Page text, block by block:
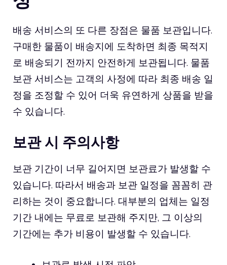
배송 서비스의 또 다른 장점은 물품 보관입니다.
구매한 물품이 배송지에 도착하면 최종 목적지
로 배송되기 전까지 안전하게 보관됩니다. 물품
보관 서비스는 고객의 사정에 따라 최종 배송 일
정을 조정할 수 있어 더욱 유연하게 상품을 받을
수 있습니다.
보관 시 주의사항
보관 기간이 너무 길어지면 보관료가 발생할 수
있습니다. 따라서 배송과 보관 일정을 꼼꼼히 관
리하는 것이 중요합니다. 대부분의 업체는 일정
기간 내에는 무료로 보관해 주지만, 그 이상의
기간에는 추가 비용이 발생할 수 있습니다.